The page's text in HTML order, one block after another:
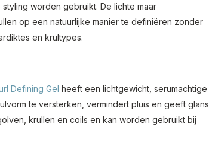
worden gebruikt. De lichte maar
op een natuurlijke manier te definiëren zonder
en krultypes.
Defining Gel heeft een lichtgewicht, serumachtige
te versterken, vermindert pluis en geeft glans
krullen en coils en kan worden gebruikt bij